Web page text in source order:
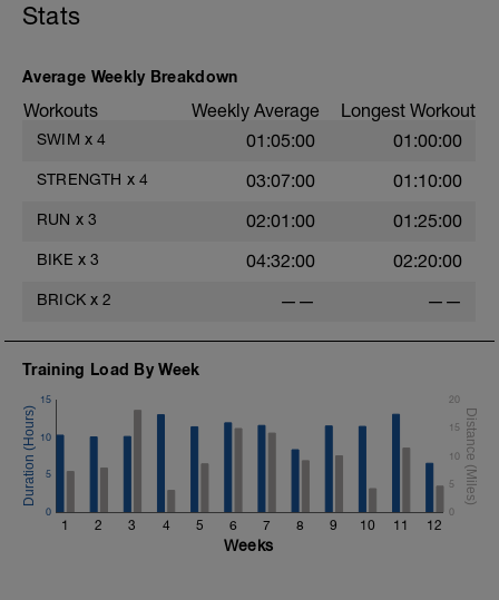
K2: Alternating Incline DB Curl
L: Single Leg Calf Raise
M1: Hanging Knee Raise
M2: Box Seated Leg Tuck
M3: Crunch
8x100m forte com palmar com 20s
descanso
Desaquecimento:
Stats
Average Weekly Breakdown
Workouts Weekly Average Longest Workout
SWIM x 4 01:05:00 01:00:00
STRENGTH x 4 03:07:00 01:10:00
RUN x 3 02:01:00 01:25:00
BIKE x 3 04:32:00 02:20:00
BRICK x 2 —— ——
Training Load By Week
1 2 3 4 5 6 7 8 9 10 11 12
0
5
10
15
0
5
10
15
20
Weeks